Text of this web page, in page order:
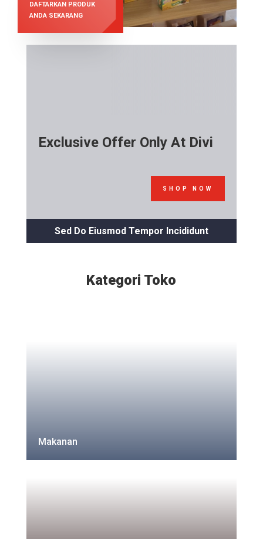
DAFTARKAN PRODUK
ANDA SEKARANG
Exclusive Offer Only At Divi
SHOP NOW
Sed Do Eiusmod Tempor Incididunt
Kategori Toko
Makanan